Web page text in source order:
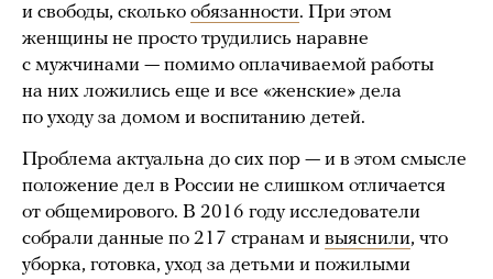
и свободы, сколько обязанности. При этом
женщины не просто трудились наравне
с мужчинами — помимо оплачиваемой работы
на них ложились еще и все «женские» дела
по уходу за домом и воспитанию детей.
Проблема актуальна до сих пор — и в этом смысле
положение дел в России не слишком отличается
от общемирового. В 2016 году исследователи
собрали данные по 217 странам и выяснили, что
уборка, готовка, уход за детьми и пожилыми